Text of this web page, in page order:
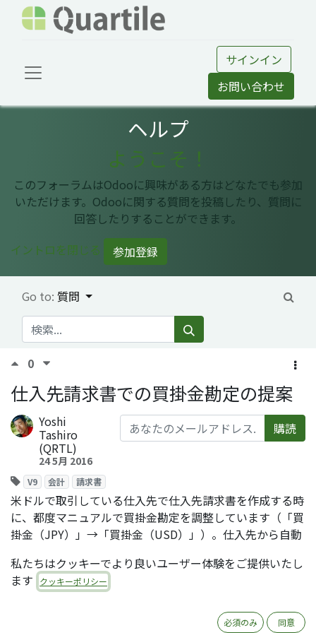
サインイン
お問い合わせ
ヘルプ
ようこそ！
このフォーラムはOdooに興味がある方はどなたでも参加
いただけます。Odooに関する質問を投稿したり、質問に
回答したりすることができます。
イントロを閉じる
参加登録
Go to: 質問
0
仕入先請求書での買掛金勘定の提案
Yoshi
Tashiro
(QRTL)
24 5月 2016
購読
V9 会計 請求書
米ドルで取引している仕入先で仕入先請求書を作成する時
に、都度マニュアルで買掛金勘定を調整しています（「買
掛金（JPY）」→「買掛金（USD）」）。仕入先から自動
Comment Share
私たちはクッキーでより良いユーザー体験をご提供いたし
ます
クッキーポリシー
必須のみ 同意